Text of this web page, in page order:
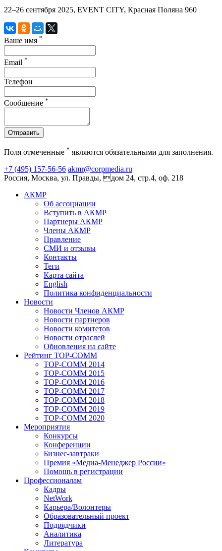
22–26 сентября 2025, EVENT CITY, Красная Поляна 960
Ваше имя *
Email *
Телефон
Сообщение *
Отправить
Поля отмеченные * являются обязательными для заполнения.
+7 (495) 157-56-56 akmr@corpmedia.ru
Россия, Москва, ул. Правды, дом 24, стр.4, оф. 218
АКМР
Об ассоциации
Вступить в АКМР
Партнеры АКМР
Члены АКМР
Правление
СМИ и отзывы
Контакты
Теги
Карта сайта
English
Политика конфиденциальности
Новости
Новости Членов АКМР
Новости партнеров
Новости комитетов
Новости отраслей
Обновления на сайте
Рейтинг TOP-COMM
TOP-COMM 2014
TOP-COMM 2015
TOP-COMM 2016
TOP-COMM 2017
TOP-COMM 2018
TOP-COMM 2019
TOP-COMM 2020
Мероприятия
Конкурсы
Конференции
Бизнес-завтраки
Премия «Медиа-Менеджер России»
Помощь в регистрации
Профессионалам
Кадры
NetWork
Карьера/Волонтеры
Образовательный проект
Подрядчики
Аналитика
Литература